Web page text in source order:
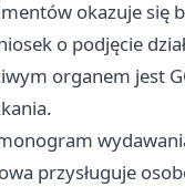
okazuje się
o podjęcie
organem jest
przysługuje